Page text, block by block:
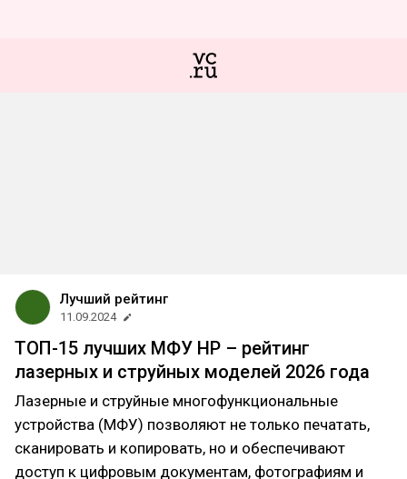
Лучший рейтинг
11.09.2024
ТОП-15 лучших МФУ HP – рейтинг
лазерных и струйных моделей 2026 года
Лазерные и струйные многофункциональные
устройства (МФУ) позволяют не только печатать,
сканировать и копировать, но и обеспечивают
доступ к цифровым документам, фотографиям и